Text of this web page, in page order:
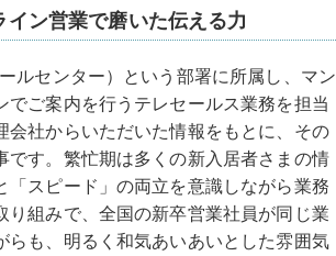
ン営業で磨いた伝える力
ルセンター）という部署に所属し、マン
ご案内を行うテレセールス業務を担当
会社からいただいた情報をもとに、その
す。繁忙期は多くの新入居者さまの情
スピード」の両立を意識しながら業務
組みで、全国の新卒営業社員が同じ業
も、明るく和気あいあいとした雰囲気